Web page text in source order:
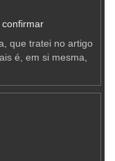
que tratei no artigo
é, em si mesma,